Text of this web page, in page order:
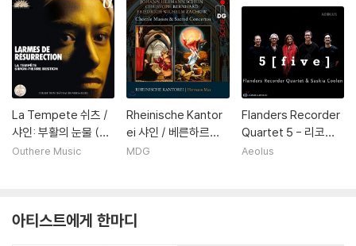
ry - Musikalische E
xequien)
Reformation)
La Tempete 쉬츠 /
샤인: 부활의 눈물 (Sc
hutz / Schein: Larm
Outhere Music
Rheinische Kantor
ei 샤인 / 베른하르트 /
차하우 / 피셔: 독일 바
rtos)
MDG
Flanders Recorder
Quartet 5 - 리코더
앙상블로 듣는 다양한
Aeolus
아티스트에게 한마디